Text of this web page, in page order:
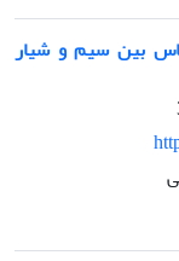
بین سیم و شیار